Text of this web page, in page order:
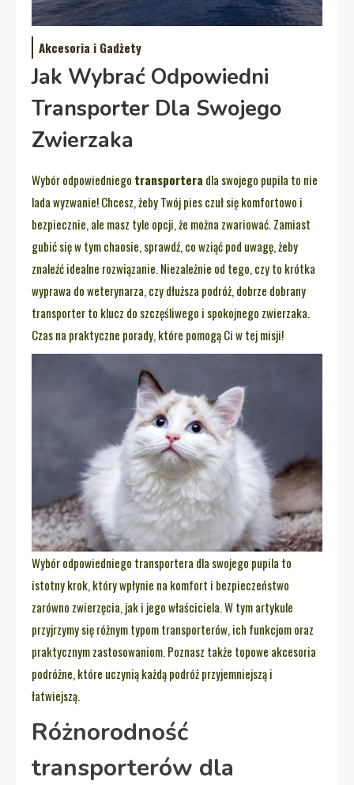
Akcesoria i Gadżety
Jak Wybrać Odpowiedni
Transporter Dla Swojego
Zwierzaka
Wybór odpowiedniego transportera dla swojego pupila to nie
lada wyzwanie! Chcesz, żeby Twój pies czuł się komfortowo i
bezpiecznie, ale masz tyle opcji, że można zwariować. Zamiast
gubić się w tym chaosie, sprawdź, co wziąć pod uwagę, żeby
znaleźć idealne rozwiązanie. Niezależnie od tego, czy to krótka
wyprawa do weterynarza, czy dłuższa podróż, dobrze dobrany
transporter to klucz do szczęśliwego i spokojnego zwierzaka.
Czas na praktyczne porady, które pomogą Ci w tej misji!
Wybór odpowiedniego transportera dla swojego pupila to
istotny krok, który wpłynie na komfort i bezpieczeństwo
zarówno zwierzęcia, jak i jego właściciela. W tym artykule
przyjrzymy się różnym typom transporterów, ich funkcjom oraz
praktycznym zastosowaniom. Poznasz także topowe akcesoria
podróżne, które uczynią każdą podróż przyjemniejszą i
łatwiejszą.
Różnorodność
transporterów dla